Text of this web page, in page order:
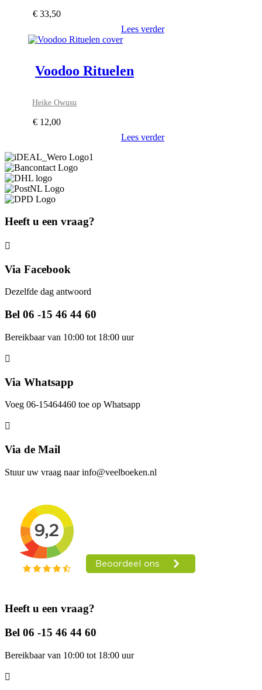
€ 33,50
Lees verder
Voodoo Rituelen
Heike Owusu
€ 12,00
Lees verder
Heeft u een vraag?
Via Facebook
Dezelfde dag antwoord
Bel 06 -15 46 44 60
Bereikbaar van 10:00 tot 18:00 uur
Via Whatsapp
Voeg 06-15464460 toe op Whatsapp
Via de Mail
Stuur uw vraag naar info@veelboeken.nl
Heeft u een vraag?
Bel 06 -15 46 44 60
Bereikbaar van 10:00 tot 18:00 uur